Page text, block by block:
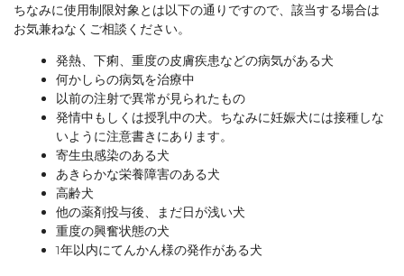
ちなみに使用制限対象とは以下の通りですので、該当する場合は
お気兼ねなくご相談ください。
発熱、下痢、重度の皮膚疾患などの病気がある犬
何かしらの病気を治療中
以前の注射で異常が見られたもの
発情中もしくは授乳中の犬。ちなみに妊娠犬には接種しな
いように注意書きにあります。
寄生虫感染のある犬
あきらかな栄養障害のある犬
高齢犬
他の薬剤投与後、まだ日が浅い犬
重度の興奮状態の犬
1年以内にてんかん様の発作がある犬